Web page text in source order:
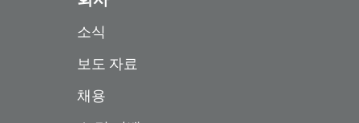
소식
보도 자료
채용